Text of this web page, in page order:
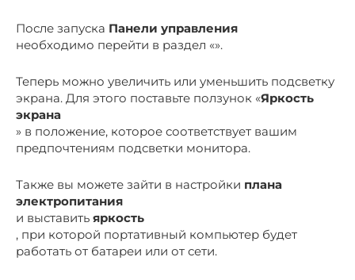
После запуска Панели управления
необходимо перейти в раздел «».
Теперь можно увеличить или уменьшить подсветку
экрана. Для этого поставьте ползунок «Яркость
экрана
» в положение, которое соответствует вашим
предпочтениям подсветки монитора.
Также вы можете зайти в настройки плана
электропитания
и выставить яркость
, при которой портативный компьютер будет
работать от батареи или от сети.